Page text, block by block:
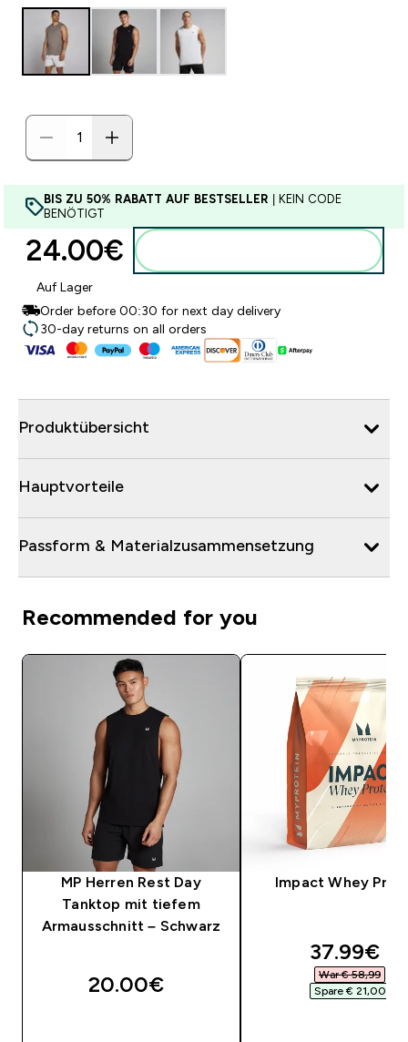
BIS ZU 50% RABATT AUF BESTSELLER | KEIN CODE
BENÖTIGT
24.00€‎
Auf Lager
Order before 00:30 for next day delivery
30-day returns on all orders
Produktübersicht
Hauptvorteile
Passform & Materialzusammensetzung
Recommended for you
MP Herren Rest Day
Tanktop mit tiefem
Armausschnitt – Schwarz
20.00€‎
Impact Whey
37.99€‎
War € 58,99‎
Spare € 21,00‎